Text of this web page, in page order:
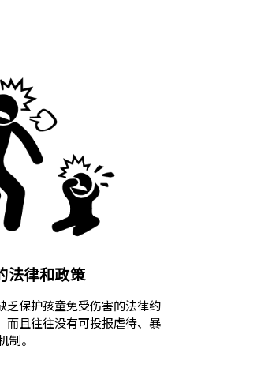
法律和政策
乏保护孩童免受伤害的法律约
而且往往没有可投报虐待、暴
制。